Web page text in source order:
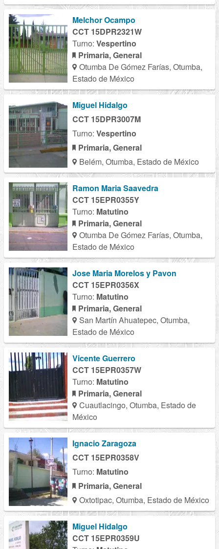
Melchor Ocampo
CCT 15DPR2321W
Turno: Vespertino
Primaria, General
Otumba De Gómez Farías, Otumba,
Estado de México
Miguel Hidalgo
CCT 15DPR3007M
Turno: Vespertino
Primaria, General
Belém, Otumba, Estado de México
Ramon Maria Saavedra
CCT 15EPR0355Y
Turno: Matutino
Primaria, General
Otumba De Gómez Farías, Otumba,
Estado de México
Jose Maria Morelos y Pavon
CCT 15EPR0356X
Turno: Matutino
Primaria, General
San Martín Ahuatepec, Otumba,
Estado de México
Vicente Guerrero
CCT 15EPR0357W
Turno: Matutino
Primaria, General
Cuautlacingo, Otumba, Estado de
México
Ignacio Zaragoza
CCT 15EPR0358V
Turno: Matutino
Primaria, General
Oxtotipac, Otumba, Estado de México
Miguel Hidalgo
CCT 15EPR0359U